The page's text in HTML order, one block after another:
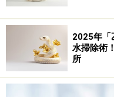
机は東向きがベスト！
仕事部屋にもグ
パソコンから出る電
2025年「
水掃除術
所